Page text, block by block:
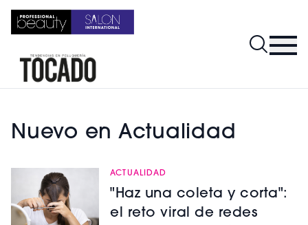
Nuevo en Actualidad
ACTUALIDAD
"Haz una coleta y corta":
el reto viral de redes